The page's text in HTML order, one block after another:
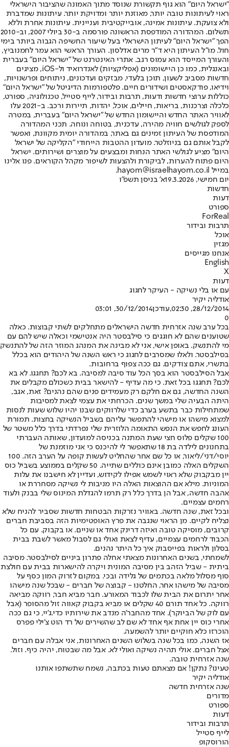
"ישראל היום" הוא גוף תקשורת שנוסד מתוך האמונה שהציבור הישראלי
ראוי לעיתונות טובה יותר, מאוזנת יותר ומדויקת יותר. עיתונות שמדברת
ולא צועקת. עיתונות אמינה, אובייקטיבית ועניינית. עיתונות אחרת וללא
תשלום. המהדורה המודפסת הראשונה פורסמה ב-30 ביולי 2007, וב-2010
הפך "ישראל היום" לעיתון הישראלי בעל שיעור החשיפה הגבוה ביותר בימי
חול. מו"ל העיתון היא ד"ר מרים אדלסון. העורך הראשי הוא עמר לחמנוביץ,
והעורך המייסד הוא עמוס רגב. אתרי האינטרנט של "ישראל היום" בעברית
ובאנגלית, כמו כן היישומונים (אפליקציות) לאנדרואיד ול-iOS, מציגים
חדשות מסביב לשעון, תוכן בלעדי, מבזקים ועדכונים, ניתוחים ופרשנויות,
וידיאו, פודקאסטים ושידורים חיים. פלטפורמות הדיגיטל של "ישראל היום"
כוללות ערוצי חדשות ודעות, תרבות ובידור, לייף סטייל, טכנולוגיה, ספורט,
כלכלה וצרכנות, בריאות, חיילים, אוכל, יהדות, תיירות ורכב. ב-2021 עלו
לאוויר האתר החדש והיישומון החדש של "ישראל היום" בעברית, במטרה
לספק לגולשים חוויה מהירה, עדכנית, בטוחה ונוחה. תכני המהדורה
המודפסת של העיתון זמינים גם באתר, במהדורה יומית מקוונת, ואפשר
לקבל אותם גם בניוזלטר. מועדון ההטבות הייחודי "הקליקה של ישראל
היום" מציע לגולשי האתר הנחות ומבצעים על מוצרים ושירותים. ישראל
היום פתוח להערות, לביקורת ולהצעות לשיפור מקהל הקוראים. פנו אלינו
במייל hayom@israelhayom.co.il.
יום חמישי, 19.3.2026
א' בניסן תשפ"ו
חדשות
דעות
ספורט
ForReal
תרבות ובידור
אוכל
מגזין
אנחנו מגייסים
English
X
דעות
עם או בלי נשיקה - העיקר לחגוג
אודליה יקיר
28/12/2014, 02:30
,עודכן30/12/2014, 03:01
0
בכל ערב שנה אזרחית חדשה הישראלים מתחלקים לשתי קבוצות. כאלה
שטוענים שהם לא חוגגים כי סילבסטר היה אנטישמי וכאלה שיש להם עם
מי להתנשק. באופן אישי, אני לא מבינה את המנהג המוזר הזה של להתנשק
בסילבסטר. ולאלו שמסרבים לחגוג כי ראש השנה של היהודים הוא בכלל
בתשרי, אתם צודקים. גם ככה צפוף ברחובות.
אבל הסילבסטר הוא בסך הכל עוד סיבה למסיבה. בא לכם? תחגגו. לא בא
לכם? תחגגו בכל זאת. כי מה עדיף - להישאר בבית כשכולם מקבלים את
השנה החדשה, גם אם חלקם רק מעמידים פנים שהם נהנים? זאת, אגב,
היתה הבעיה שלי במשך שנים. הכרחתי את עצמי לצאת למסיבות
שמתחילות כבר בתשע בערב כדי שלרווקים שבנו יהיו שלוש שעות לנסות
למצוא מישהו או מישהי להתפשר עליהם בשביל הנשיקה בחצות. תמורת
העונג לחפש את הנפש התאומה הלוזרית שלי נפרדתי בדרך כלל משטר של
100 שקלים פלוס חצי שעת המתנה בכניסה למועדון, שאותה העברתי
בתחנונים לילדה בת 18 שתאפשר לי להיכנס כי אני מוזמנת של
יוסי/דני/ליאור, או כל שם אחר שהחליט לעשות קופה על הערב הזה. 100
השקלים האלה כמובן אינם כוללים שתייה. 50 שקלים בממוצע בשביל כוס
יין מבקבוק שלא ראוי לשמש אפילו לקידוש, ועדיין לא חישבנו את עלות
המוניות. מילא אם ההוצאות האלה היו מניבות לי נשיקה מסחררת או
אהבה חדשה, אבל הן בדרך כלל רק תרמו להגדלת המינוס שלי בבנק ולעוד
רחמים עצמיים.
ובכל זאת, שנה חדשה. באוויר נזרקות הבטחות חדשות שסביר להניח שלא
נצליח לקיים. מן הראוי שנגבה את פרץ האופטימיות הזה בסביבת חברים
קרובים, מוסיקה טובה ואיזה דרינק אחד או שניים. או בקבוק. עם כל
הכבוד לרחמים עצמיים, עדיף לצאת ואולי גם לסבול מאשר לשבת בבית
בסלון ולראות בפייסבוק איך כל היתר נהנים.
לשמחתי, בשנים האחרונות מצאתי אחלה פתרון ביניים לסילבסטר. מסיבה
ביתית - שביל הזהב בין מסיבה המונית ויקרה להישארות בבית עם חולצת
סוף מסלול מלאה בכתמים של גלידה ובכי. במקום לזרוק המון כסף על
מסיבה של מישהו אחר, החלטנו - קבוצה של חברים - שבכל שנה מישהו
אחר יתרום את הבית שלו לכבוד המאורע. חבר מביא חבר, רווקה מביאה
רווקה. כל אחד תורם 40 שקלים או מביא בקבוק קאווה זול מהסופר (אבל
עם לוק של הביוקר). אחד מהחבר'ה מנדב את שירותיו כדי.ג'יי, כי גם ככה
אחרי כוס יין אחת אף אחד לא שם לב שהשירים של רד הוט צ'ילי פפרס
הוכרזו כלא חוקיים יותר להשמעה.
אז השנה, כמו בכל שנה בשלוש השנים האחרונות, אני אבלה עם חברים
אצל חברים. אולי תהיה נשיקה ואולי לא. אבל מה שבטוח, יהיה כיף. וזול.
שנה אזרחית טובה.
טעינו? נתקן! אם מצאתם טעות בכתבה, נשמח שתשתפו אותנו
אודליה יקיר
שנה אזרחית חדשה
מדורים
ספורט
דעות
תרבות ובידור
לייף סטייל
הורוסקופ